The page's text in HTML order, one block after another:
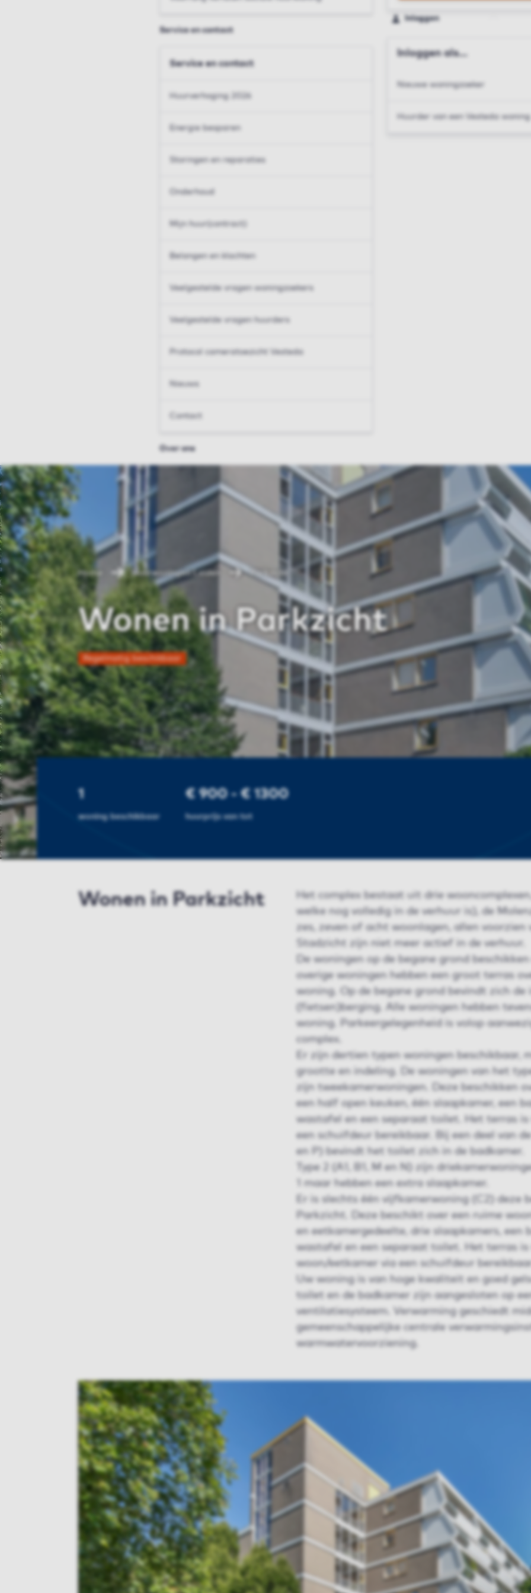
Service en contact
Service en contact
Huurverhoging 2026
Energie besparen
Storingen en reparaties
Onderhoud
Mijn huur(contract)
Belangen en klachten
Veelgestelde vragen woningzoekers
Veelgestelde vragen huurders
Protocol cameratoezicht Vesteda
Nieuws
Contact
Over ons
Inloggen
Inloggen als...
Nieuwe woningzoeker
Huurder van een Vesteda woning
Home Huurwoningen Leiden Parkzicht
Wonen in Parkzicht
Regelmatig beschikbaar
1
woning beschikbaar
€ 900 - € 1300
huurprijs van tot
Wonen in Parkzicht
Het complex bestaat uit drie
welke nog volledig in de verhuur is), de
zes, zeven of acht woonlagen, allen
Stadzicht zijn niet meer actief in de verhuur.
De woningen op de begane grond
overige woningen hebben een groot terras
woning. Op de begane grond bevindt zich de
(fietsen)berging. Alle woningen hebben
woning. Parkeergelegenheid is volop
complex.
Er zijn dertien typen woningen beschikbaar,
grootte en indeling. De woningen van het type
zijn tweekamerwoningen. Deze beschikken
een half open keuken, één slaapkamer, een
wastafel en een separaat toilet. Het terras
een schuif­deur bereikbaar. Bij een deel van
en P) bevindt het toilet zich in de badkamer.
Type 2 (A1, B1, M en N) zijn
1 maar hebben een extra slaapkamer.
Er is slechts één vijfkamerwoning (C2) deze
Parkzicht. Deze beschikt over een ruime
en eetkamergedeelte, drie slaapkamers, een
wastafel en een separaat toilet. Het terras is
woon/eetkamer via een schuifdeur bereikbaar.
Uw woning is van hoge kwaliteit en goed
toilet en de badkamer zijn aangesloten op
ventilatiesysteem. Verwarming geschiedt
gemeenschappelijke centrale
warmwatervoorziening.